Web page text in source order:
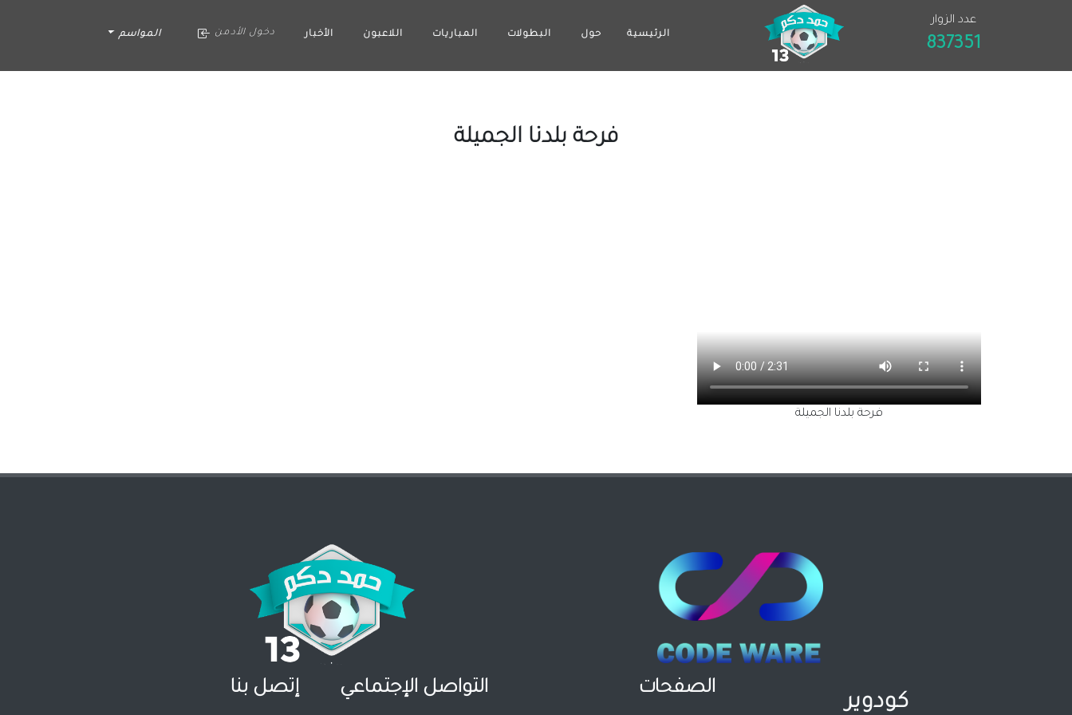
عدد الزوار
837351 الرئيسية حول البطولات المباريات اللاعبون الأخبار دخول الأدمن المواسم
فرحة بلدنا الجميلة
فرحة بلدنا الجميلة
كودوير
الصفحات التواصل الإجتماعي إتصل بنا